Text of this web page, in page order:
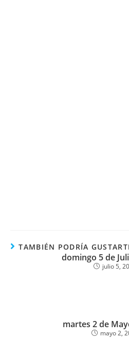
TAMBIÉN PODRÍA
domingo 5 de
julio 5,
martes 2 de
mayo 2,